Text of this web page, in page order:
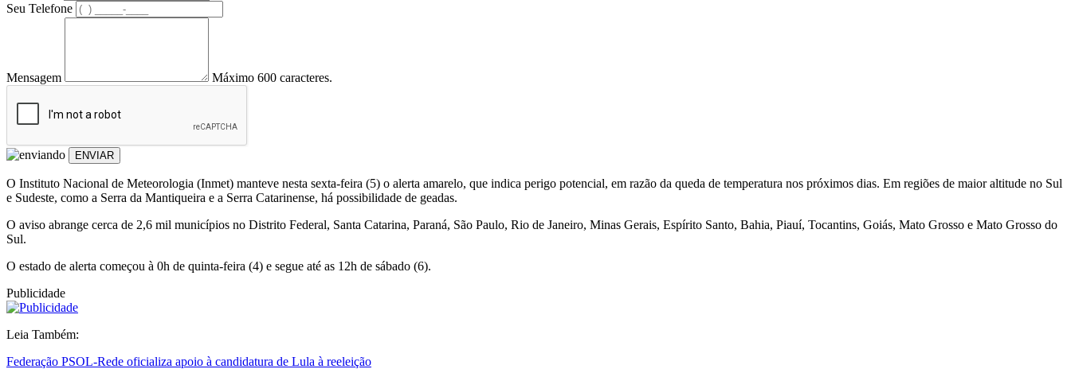
Seu Telefone
Mensagem Máximo 600 caracteres.
ENVIAR
O Instituto Nacional de Meteorologia (Inmet) manteve nesta sexta-feira (5) o alerta amarelo, que indica perigo potencial, em razão da queda de temperatura nos próximos dias. Em regiões de maior altitude no Sul
e Sudeste, como a Serra da Mantiqueira e a Serra Catarinense, há possibilidade de geadas.
O aviso abrange cerca de 2,6 mil municípios no Distrito Federal, Santa Catarina, Paraná, São Paulo, Rio de Janeiro, Minas Gerais, Espírito Santo, Bahia, Piauí, Tocantins, Goiás, Mato Grosso e Mato Grosso do
Sul.
O estado de alerta começou à 0h de quinta-feira (4) e segue até as 12h de sábado (6).
Publicidade
Leia Também:
Federação PSOL-Rede oficializa apoio à candidatura de Lula à reeleição